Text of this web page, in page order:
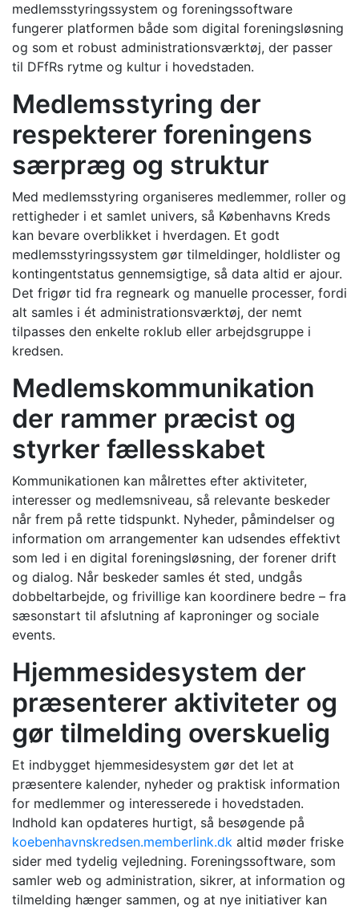
medlemsstyringssystem og foreningssoftware
fungerer platformen både som digital foreningsløsning
og som et robust administrationsværktøj, der passer
til DFfRs rytme og kultur i hovedstaden.
Medlemsstyring der
respekterer foreningens
særpræg og struktur
Med medlemsstyring organiseres medlemmer, roller og
rettigheder i et samlet univers, så Københavns Kreds
kan bevare overblikket i hverdagen. Et godt
medlemsstyringssystem gør tilmeldinger, holdlister og
kontingentstatus gennemsigtige, så data altid er ajour.
Det frigør tid fra regneark og manuelle processer, fordi
alt samles i ét administrationsværktøj, der nemt
tilpasses den enkelte roklub eller arbejdsgruppe i
kredsen.
Medlemskommunikation
der rammer præcist og
styrker fællesskabet
Kommunikationen kan målrettes efter aktiviteter,
interesser og medlemsniveau, så relevante beskeder
når frem på rette tidspunkt. Nyheder, påmindelser og
information om arrangementer kan udsendes effektivt
som led i en digital foreningsløsning, der forener drift
og dialog. Når beskeder samles ét sted, undgås
dobbeltarbejde, og frivillige kan koordinere bedre – fra
sæsonstart til afslutning af kaproninger og sociale
events.
Hjemmesidesystem der
præsenterer aktiviteter og
gør tilmelding overskuelig
Et indbygget hjemmesidesystem gør det let at
præsentere kalender, nyheder og praktisk information
for medlemmer og interesserede i hovedstaden.
Indhold kan opdateres hurtigt, så besøgende på
koebenhavnskredsen.memberlink.dk altid møder friske
sider med tydelig vejledning. Foreningssoftware, som
samler web og administration, sikrer, at information og
tilmelding hænger sammen, og at nye initiativer kan